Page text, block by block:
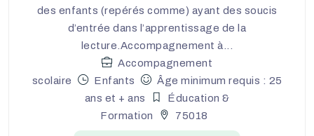
des enfants (repérés comme) ayant des soucis
d’entrée dans l’apprentissage de la
lecture.Accompagnement à...
Accompagnement
scolaire
Enfants
Âge minimum requis : 25
ans et + ans
Éducation &
Formation
75018